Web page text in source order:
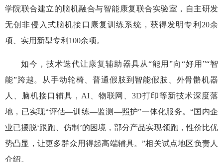
学院联合建立的脑机融合与智能康复联合实验室，自主研发
无创非侵入式脑机接口康复训练系统，获得发明专利20余
项、实用新型专利100余项。
如今，技术迭代让康复辅助器具从“能用”向“好用”“智
能”跨越。从手动轮椅、普通假肢到智能假肢、外骨骼机器
人、脑机接口辅具，AI、物联网、3D打印等新技术深度落
地，已实现“评估—训练—监测—照护”一体化服务。“国内企
业已摆脱‘跟跑、仿制’的困境，部分产品实现领跑，性价比优
势凸显，让更多群众用得起高端辅具。”相关试点地区负责人
介绍。